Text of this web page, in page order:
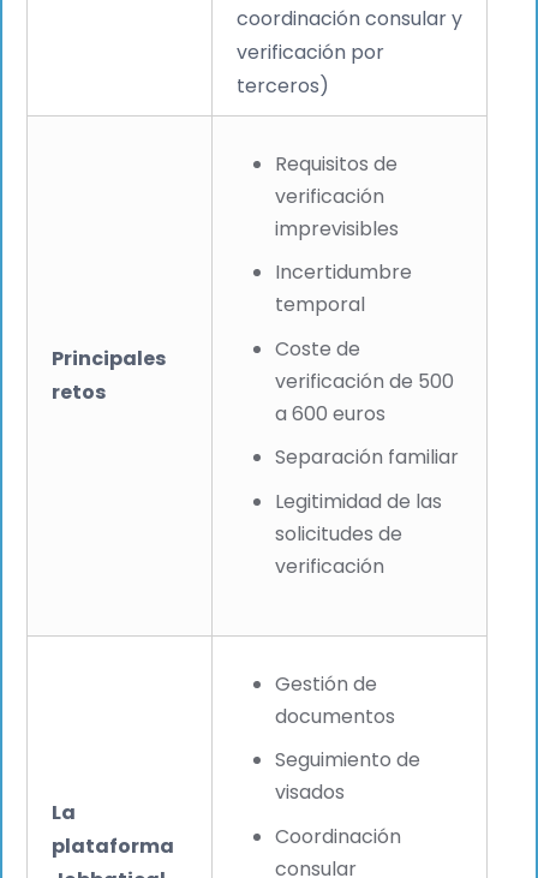
coordinación consular y
verificación por
terceros)
Principales
retos
Requisitos de
verificación
imprevisibles
Incertidumbre
temporal
Coste de
verificación de 500
a 600 euros
Separación familiar
Legitimidad de las
solicitudes de
verificación
La
plataforma
Gestión de
documentos
Seguimiento de
visados
Coordinación
consular